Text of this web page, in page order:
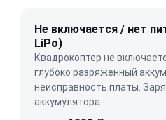
Не включается / нет
LiPo)
Квадрокоптер не
глубоко разряженный
неисправность платы.
аккумулятора.